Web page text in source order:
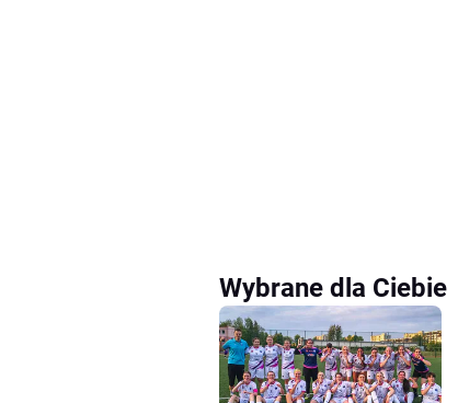
Wybrane dla Ciebie